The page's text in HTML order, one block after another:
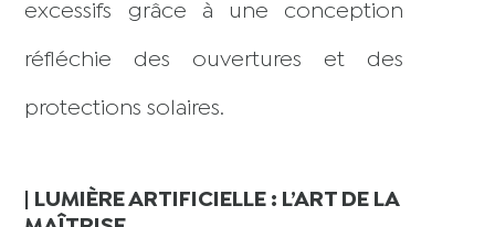
excessifs grâce à une conception
réfléchie des ouvertures et des
protections solaires.
| LUMIÈRE ARTIFICIELLE : L’ART DE LA